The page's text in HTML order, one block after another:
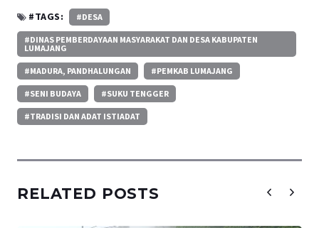
#TAGS: #DESA
#DINAS PEMBERDAYAAN MASYARAKAT DAN DESA KABUPATEN
LUMAJANG
#MADURA, PANDHALUNGAN #PEMKAB LUMAJANG
#SENI BUDAYA #SUKU TENGGER
#TRADISI DAN ADAT ISTIADAT
RELATED POSTS